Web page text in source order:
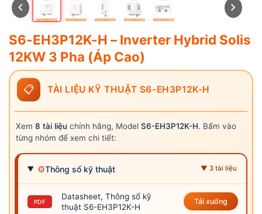
S6-EH3P12K-H – Inverter Hybrid Solis
12KW 3 Pha (Áp Cao)
📋 TÀI LIỆU KỸ THUẬT S6-EH3P12K-H
Xem 8 tài liệu chính hãng, Model S6-EH3P12K-H. Bấm vào
từng nhóm để xem chi tiết:
⚙Thông số kỹ thuật ▼ 3 tài liệu
PDF
Datasheet, Thông số kỹ
thuật S6-EH3P12K-H
Tải xuống